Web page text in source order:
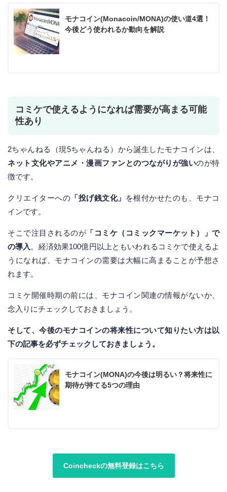
モナコイン(Monacoin/MONA)の使い道4選！
今後どう使われるか動向を解説
コミケで使えるようになれば需要が高まる可能
性あり
2ちゃんねる（現5ちゃんねる）から誕生したモナコインは、
ネット文化やアニメ・漫画ファンとのつながりが強いのが特
徴です。
クリエイターへの 「投げ銭文化」
を根付かせたのも、モナコ
インです。
そこで注目されるのが 「コミケ（コミックマーケット）」で
の導入 。経済効果100億円以上ともいわれるコミケで使えるよ
うになれば、モナコインの需要は大幅に高まることが予想さ
れます。
コミケ開催時期の前には、モナコイン関連の情報がないか、
念入りにチェックしておきましょう。
そして、今後のモナコインの将来性について知りたい方は以
下の記事を必ずチェックしておきましょう。
モナコイン(MONA)の今後は明るい？将来性に
期待が持てる5つの理由
Coincheckの無料登録はこちら